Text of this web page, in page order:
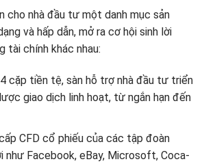
cho nhà đầu tư một danh mục sản
và hấp dẫn, mở ra cơ hội sinh lời
tài chính khác nhau:
cặp tiền tệ, sàn hỗ trợ nhà đầu tư triển
giao dịch linh hoạt, từ ngắn hạn đến
CFD cổ phiếu của các tập đoàn
như Facebook, eBay, Microsoft, Coca-